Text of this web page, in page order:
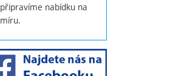
připravíme nabídku na
míru.